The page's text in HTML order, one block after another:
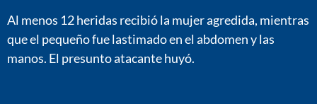
Al menos 12 heridas recibió la mujer agredida, mientras
que el pequeño fue lastimado en el abdomen y las
manos. El presunto atacante huyó.